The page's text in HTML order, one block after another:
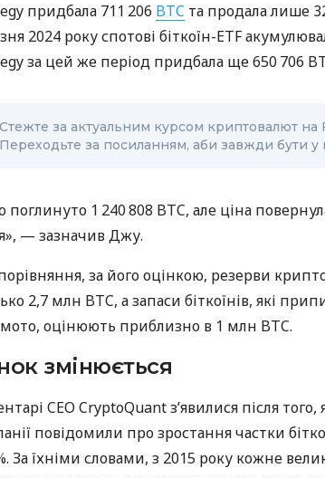
придбала 711 206 BTC та продала лише
2024 року спотові біткоїн-ETF
за цей же період придбала ще 650 706
Стежте за актуальним курсом криптовалют на
Переходьте за посиланням, аби завжди бути у
поглинуто 1 240 808 BTC, але ціна
— зазначив Джу.
за його оцінкою, резерви
2,7 млн BTC, а запаси біткоїнів, які
оцінюють приблизно в 1 млн BTC.
змінюється
CEO CryptoQuant з’явилися після того,
повідомили про зростання частки
За їхніми словами, з 2015 року кожне